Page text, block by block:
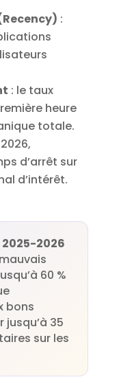
:
: le taux
heure
totale.
d’arrêt sur
d’intérêt.
2026
60 %
bons
35
sur les